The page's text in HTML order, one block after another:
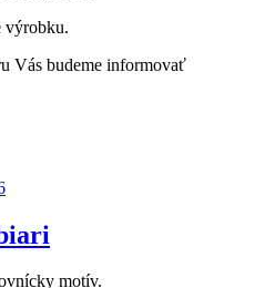
výrobku.
Vás budeme informovať
motív.